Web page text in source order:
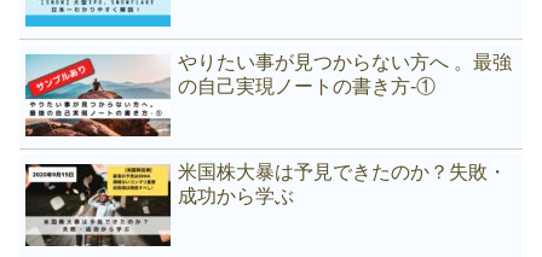
やりたい事が見つからない方へ 。最強
の自己実現ノートの書き方-①
米国株大暴は予見できたのか？失敗・
成功から学ぶ